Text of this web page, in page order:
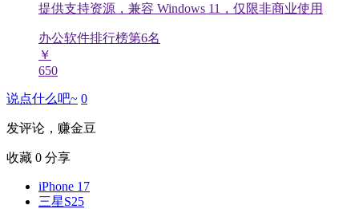
提供支持资源，兼容 Windows 11，仅限非商业使用
办公软件排行榜第6名
￥
650
说点什么吧~ 0
发评论，赚金豆
收藏 0 分享
iPhone 17
三星S25